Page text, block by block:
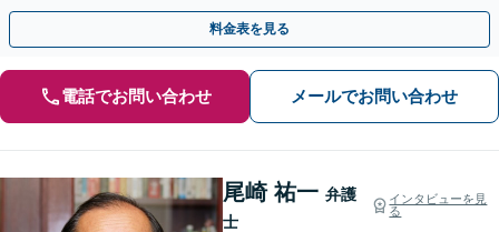
も安心してご相談にいらしてください【WEB面談対応】
料金表を見る
電話でお問い合わせ メールでお問い合わせ
尾崎 祐一 弁護
士
インタビューを見
る